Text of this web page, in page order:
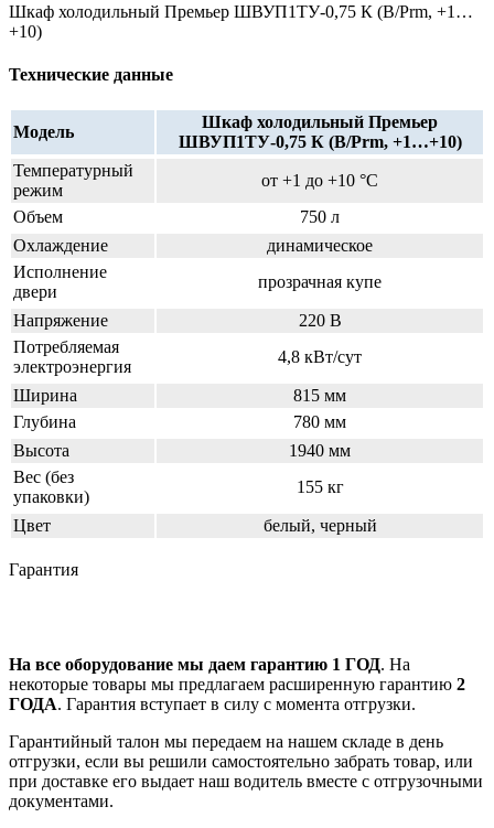
Шкаф холодильный Премьер ШВУП1ТУ-0,75 К (В/Prm, +1…
+10)
Технические данные
Модель
Шкаф холодильный Премьер
ШВУП1ТУ-0,75 К (В/Prm, +1…+10)
Температурный
режим
от +1 до +10 °C
Объем
750 л
Охлаждение
динамическое
Исполнение
двери
прозрачная купе
Напряжение
220 В
Потребляемая
электроэнергия
4,8 кВт/сут
Ширина
815 мм
Глубина
780 мм
Высота
1940 мм
Вес (без
упаковки)
155 кг
Цвет белый, черный
Гарантия
На все оборудование мы даем гарантию 1 ГОД. На
некоторые товары мы предлагаем расширенную гарантию 2
ГОДА. Гарантия вступает в силу с момента отгрузки.
Гарантийный талон мы передаем на нашем складе в день
отгрузки, если вы решили самостоятельно забрать товар, или
при доставке его выдает наш водитель вместе с отгрузочными
документами.